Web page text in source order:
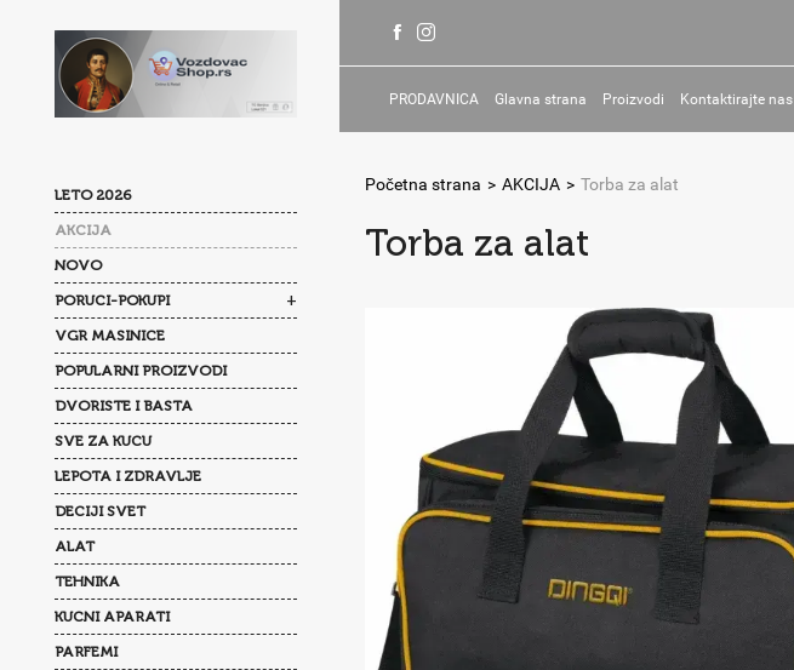
LETO 2026
AKCIJA
NOVO
PORUCI-POKUPI +
VGR MASINICE
POPULARNI PROIZVODI
DVORISTE I BASTA
SVE ZA KUCU
LEPOTA I ZDRAVLJE
DECIJI SVET
ALAT
TEHNIKA
KUCNI APARATI
PARFEMI
PRODAVNICA Glavna strana Proizvodi Kontaktirajte nas
Početna strana > AKCIJA > Torba za alat
Torba za alat